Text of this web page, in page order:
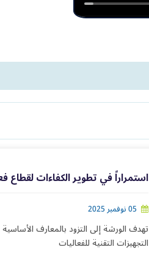
استمراراً في تطوير الكفاءات لقطاع
05 نوفمبر 2025
تهدف الورشة إلى التزود بالمعارف
التجهيزات التقنية للفعاليات